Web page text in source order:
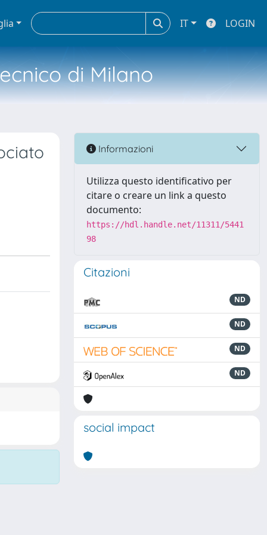
IT LOGIN
di Milano
Informazioni
Utilizza questo identificativo per
citare o creare un link a questo
documento:
https://hdl.handle.net/11311/5441
98
Citazioni
ND
ND
ND
ND
social impact